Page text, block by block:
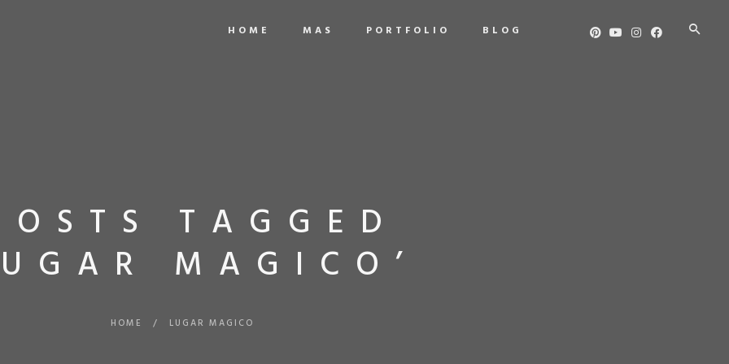
HOME MAS PORTFOLIO BLOG
TAGGED
MAGICO’
HOME / LUGAR MAGICO